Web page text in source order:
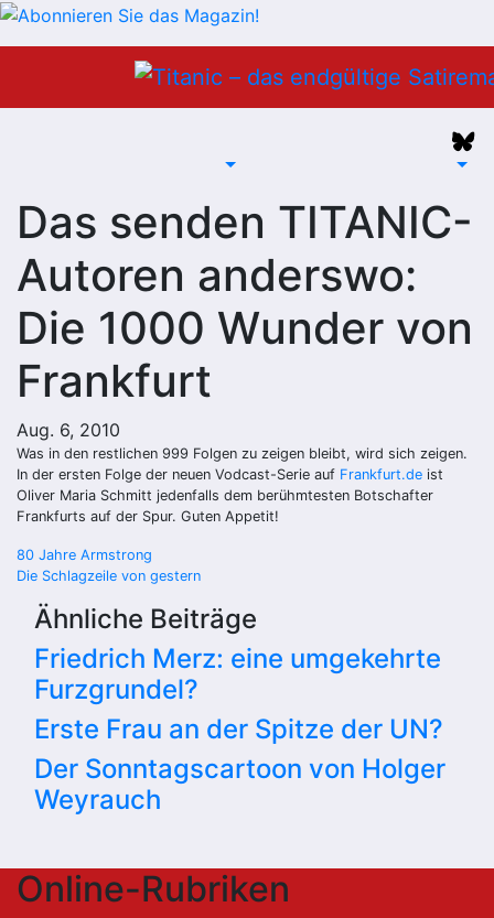
Das senden TITANIC-
Autoren anderswo:
Die 1000 Wunder von
Frankfurt
Aug. 6, 2010
Was in den restlichen 999 Folgen zu zeigen bleibt, wird sich zeigen.
In der ersten Folge der neuen Vodcast-Serie auf Frankfurt.de ist
Oliver Maria Schmitt jedenfalls dem berühmtesten Botschafter
Frankfurts auf der Spur. Guten Appetit!
Beitragsnavigation
80 Jahre Armstrong
Die Schlagzeile von gestern
Ähnliche Beiträge
Friedrich Merz: eine umgekehrte
Furzgrundel?
Erste Frau an der Spitze der UN?
Der Sonntagscartoon von Holger
Weyrauch
Online-Rubriken